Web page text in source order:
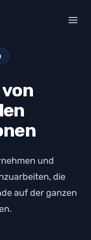
und
die
auf der ganzen